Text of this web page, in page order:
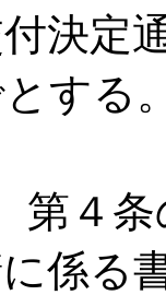
決定
する
４条
係る